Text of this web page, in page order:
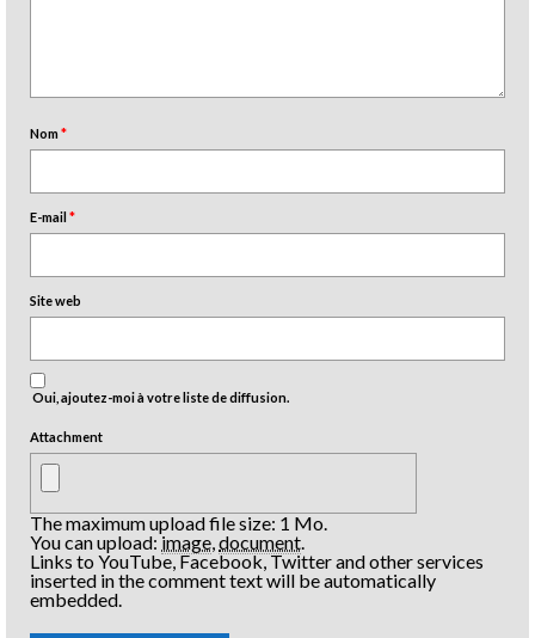
Nom*
E-mail*
Site web
Oui, ajoutez-moi à votre liste de diffusion.
Attachment
The maximum upload file size: 1 Mo.
You can upload:image document
Links to YouTube, Facebook, Twitter and other services
inserted in the comment text will be automatically
embedded.